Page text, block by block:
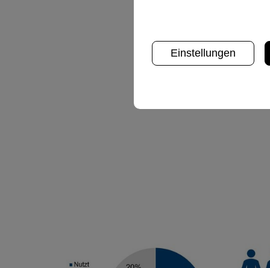
So geben 97% der
zufrieden mit der
Einstellungen